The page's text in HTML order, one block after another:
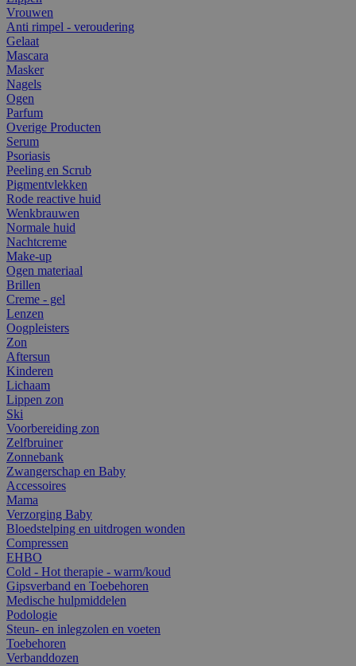
Vrouwen
Anti rimpel - veroudering
Gelaat
Mascara
Masker
Nagels
Ogen
Parfum
Overige Producten
Serum
Psoriasis
Peeling en Scrub
Pigmentvlekken
Rode reactive huid
Wenkbrauwen
Normale huid
Nachtcreme
Make-up
Ogen materiaal
Brillen
Creme - gel
Lenzen
Oogpleisters
Zon
Aftersun
Kinderen
Lichaam
Lippen zon
Ski
Voorbereiding zon
Zelfbruiner
Zonnebank
Zwangerschap en Baby
Accessoires
Mama
Verzorging Baby
Bloedstelping en uitdrogen wonden
Compressen
EHBO
Cold - Hot therapie - warm/koud
Gipsverband en Toebehoren
Medische hulpmiddelen
Podologie
Steun- en inlegzolen en voeten
Toebehoren
Verbanddozen